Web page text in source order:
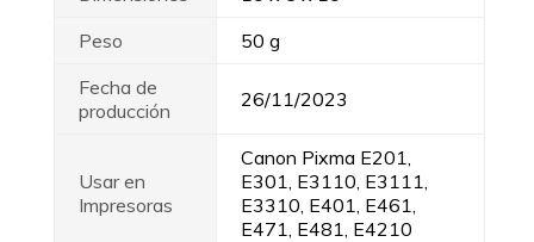
Peso
50 g
Fecha de
producción
26/11/2023
Usar en
Impresoras
Canon Pixma E201,
E301, E3110, E3111,
E3310, E401, E461,
E471, E481, E4210